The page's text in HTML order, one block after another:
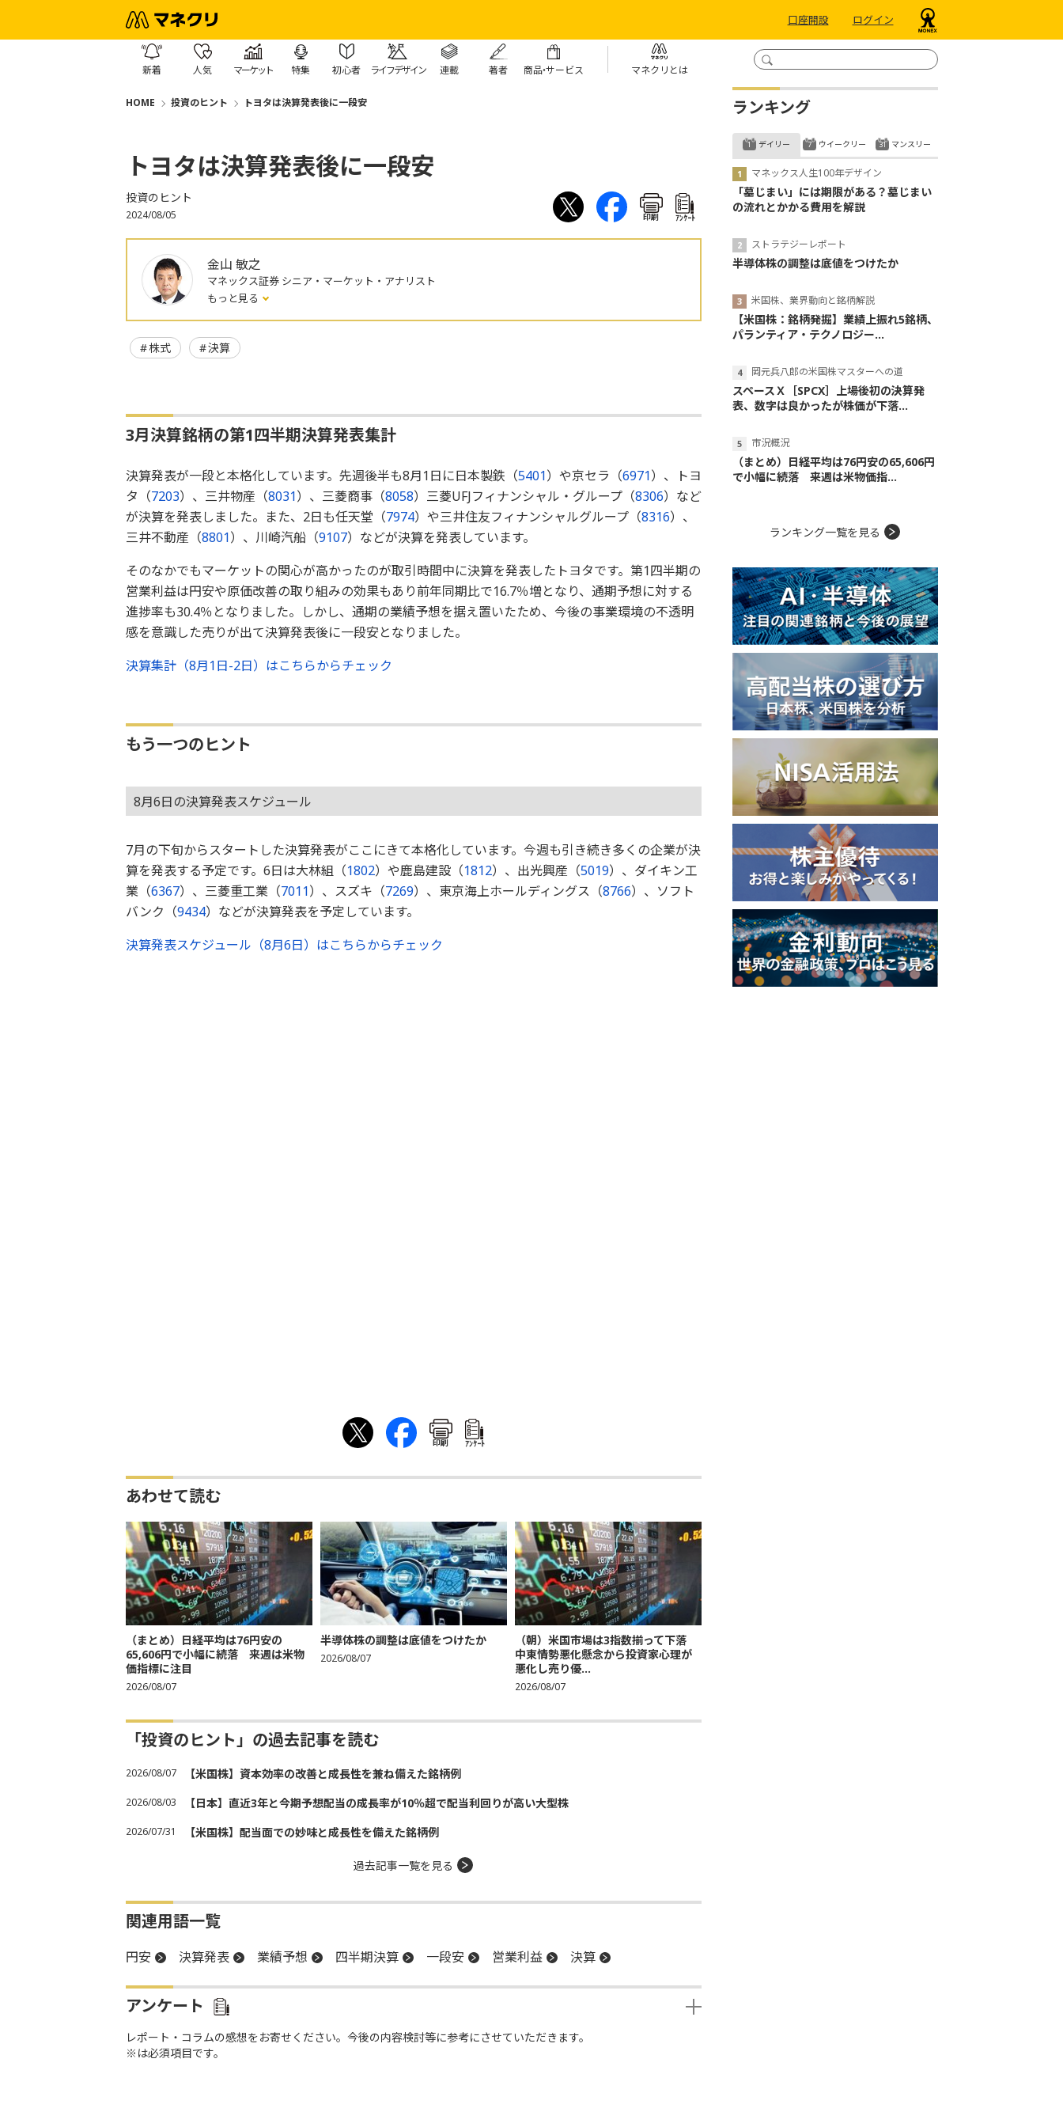
口座開設 ログイン
新着 人気 マーケット 特集 初心者 ライフデザイン 連載 著者 商品・サービス マネクリとは
HOME 投資のヒント トヨタは決算発表後に一段安
トヨタは決算発表後に一段安
投資のヒント
2024/08/05 印刷 ｱﾝｹｰﾄ
金山 敏之
マネックス証券 シニア・マーケット・アナリスト
もっと見る
株式 決算
3月決算銘柄の第1四半期決算発表集計
決算発表が一段と本格化しています。先週後半も8月1日に日本製鉄（5401）や京セラ（6971）、トヨ
タ（7203）、三井物産（8031）、三菱商事（8058）三菱UFJフィナンシャル・グループ（8306）など
が決算を発表しました。また、2日も任天堂（7974）や三井住友フィナンシャルグループ（8316）、
三井不動産（8801）、川崎汽船（9107）などが決算を発表しています。
そのなかでもマーケットの関心が高かったのが取引時間中に決算を発表したトヨタです。第1四半期の
営業利益は円安や原価改善の取り組みの効果もあり前年同期比で16.7％増となり、通期予想に対する
進捗率も30.4％となりました。しかし、通期の業績予想を据え置いたため、今後の事業環境の不透明
感を意識した売りが出て決算発表後に一段安となりました。
決算集計（8月1日-2日）はこちらからチェック
もう一つのヒント
8月6日の決算発表スケジュール
7月の下旬からスタートした決算発表がここにきて本格化しています。今週も引き続き多くの企業が決
算を発表する予定です。6日は大林組（1802）や鹿島建設（1812）、出光興産（5019）、ダイキン工
業（6367）、三菱重工業（7011）、スズキ（7269）、東京海上ホールディングス（8766）、ソフト
バンク（9434）などが決算発表を予定しています。
決算発表スケジュール（8月6日）はこちらからチェック
印刷 ｱﾝｹｰﾄ
あわせて読む
（まとめ）日経平均は76円安の
65,606円で小幅に続落 来週は米物
価指標に注目
2026/08/07
半導体株の調整は底値をつけたか
2026/08/07
（朝）米国市場は3指数揃って下落
中東情勢悪化懸念から投資家心理が
悪化し売り優...
2026/08/07
「投資のヒント」の過去記事を読む
2026/08/07 【米国株】資本効率の改善と成長性を兼ね備えた銘柄例
2026/08/03 【日本】直近3年と今期予想配当の成長率が10％超で配当利回りが高い大型株
2026/07/31 【米国株】配当面での妙味と成長性を備えた銘柄例
過去記事一覧を見る
関連用語一覧
円安 決算発表 業績予想 四半期決算 一段安 営業利益 決算
アンケート
レポート・コラムの感想をお寄せください。今後の内容検討等に参考にさせていただきます。
※は必須項目です。
ランキング
デイリー
マネックス人生100年デザイン
「墓じまい」には期限がある？墓じまい
の流れとかかる費用を解説
ストラテジーレポート
半導体株の調整は底値をつけたか
米国株、業界動向と銘柄解説
【米国株：銘柄発掘】業績上振れ5銘柄、
パランティア・テクノロジー...
岡元兵八郎の米国株マスターへの道
スペースＸ［SPCX］上場後初の決算発
表、数字は良かったが株価が下落...
市況概況
（まとめ）日経平均は76円安の65,606円
で小幅に続落 来週は米物価指...
ウイークリー マンスリー
ランキング一覧を見る